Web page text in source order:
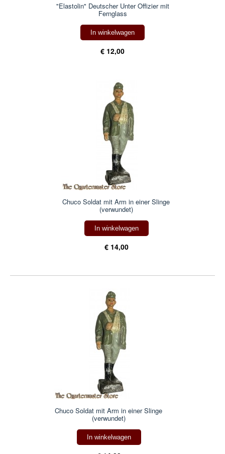
"Elastolin" Deutscher Unter Offizier mit
Fernglass
In winkelwagen
€ 12,00
Chuco Soldat mit Arm in einer Slinge
(verwundet)
In winkelwagen
€ 14,00
Chuco Soldat mit Arm in einer Slinge
(verwundet)
In winkelwagen